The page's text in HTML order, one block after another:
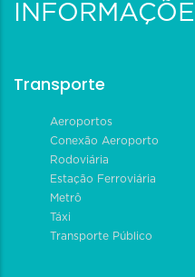
Transporte
Aeroportos
Conexão Aeroporto
Rodoviária
Estação Ferroviária
Metrô
Táxi
Transporte Público